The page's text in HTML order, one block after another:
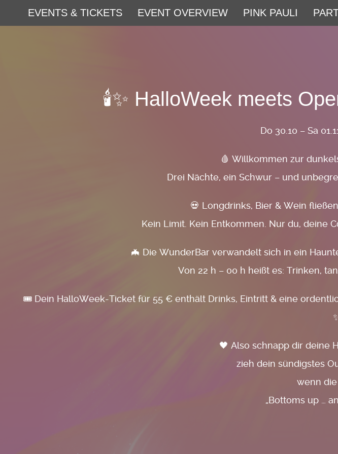
EVENTS & TICKETS EVENT OVERVIEW PINK PAULI
🕯️✨ HalloWeek meets
Do 30.10 – Sa
🩸 Willkommen zur
Drei Nächte, ein Schwur – und
💀 Longdrinks, Bier & Wein
Kein Limit. Kein Entkommen. Nur du, deine
🦇 Die WunderBar verwandelt sich in ein
Von 22 h – 00 h heißt es: Trinken,
🎟️ Dein HalloWeek-Ticket für 55 € enthält Drinks, Eintritt & eine
🖤 Also schnapp dir deine
zieh dein sündigstes
wenn
„Bottoms up …